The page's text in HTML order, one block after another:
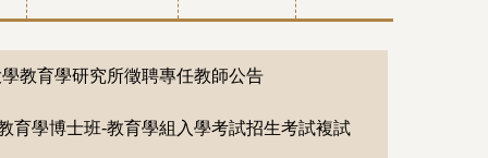
教育學研究所徵聘專任教師公告
育學博士班-教育學組入學考試招生考試複試